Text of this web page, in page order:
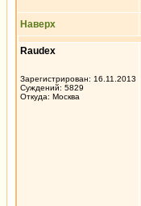
Наверх
Raudex
Зарегистрирован: 16.11.2013
Суждений: 5829
Откуда: Москва